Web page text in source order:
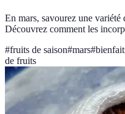
En mars, savourez une
Découvrez comment les
#fruits de saison#mars#
de fruits